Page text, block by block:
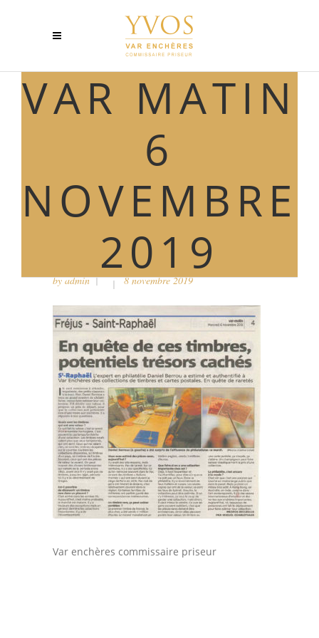
VAR MATIN
6
NOVEMBRE
2019
VAR MATIN 6 NOVEMBRE
byadmin 8 novembre 2019
Var enchères commissaire priseur